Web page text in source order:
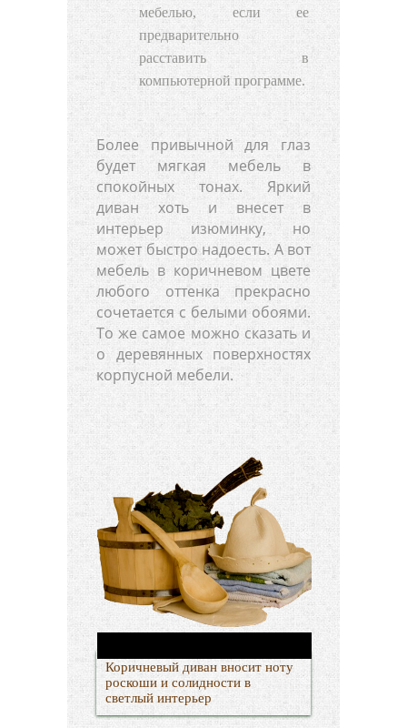
мебелью, если ее
предварительно
расставить в
компьютерной программе.
Более привычной для глаз
будет мягкая мебель в
спокойных тонах. Яркий
диван хоть и внесет в
интерьер изюминку, но
может быстро надоесть. А вот
мебель в коричневом цвете
любого оттенка прекрасно
сочетается с белыми обоями.
То же самое можно сказать и
о деревянных поверхностях
корпусной мебели.
Коричневый диван вносит ноту
роскоши и солидности в
светлый интерьер